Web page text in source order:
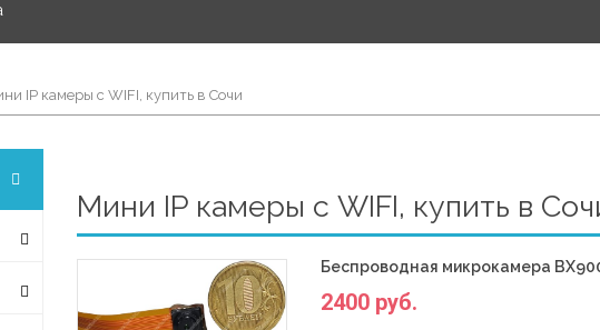
IP камеры с WIFI, купить в Сочи
Мини IP камеры с WIFI, купить в
Беспроводная микрокамера
2400 руб.